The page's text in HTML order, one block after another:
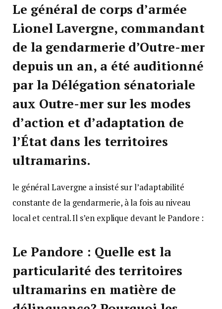
Le général de corps d’armée
Lionel Lavergne, commandant
de la gendarmerie d’Outre-mer
depuis un an, a été auditionné
par la Délégation sénatoriale
aux Outre-mer sur les modes
d’action et d’adaptation de
l’État dans les territoires
ultramarins.
le général Lavergne a insisté sur l’adaptabilité
constante de la gendarmerie, à la fois au niveau
local et central. Il s’en explique devant le Pandore :
Le Pandore : Quelle est la
particularité des territoires
ultramarins en matière de